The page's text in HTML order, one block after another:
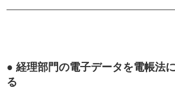
● 経理部門の電子データを電帳法
る